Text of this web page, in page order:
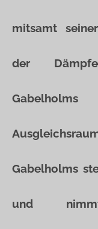
mitsamt
der
Gabelholms
und